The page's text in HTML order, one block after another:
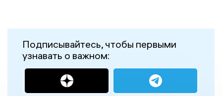
Подписывайтесь, чтобы первыми
узнавать о важном: